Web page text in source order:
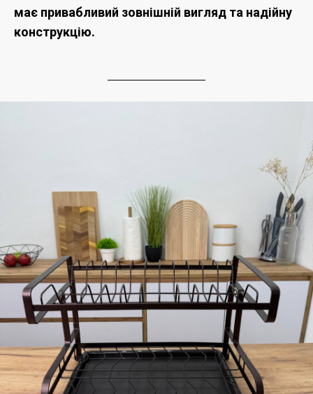
має привабливий зовнішній вигляд та надійну
конструкцію.